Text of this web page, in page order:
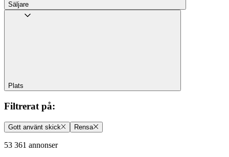
Säljare
Plats
Filtrerat på:
Gott använt skick Rensa
53 361 annonser